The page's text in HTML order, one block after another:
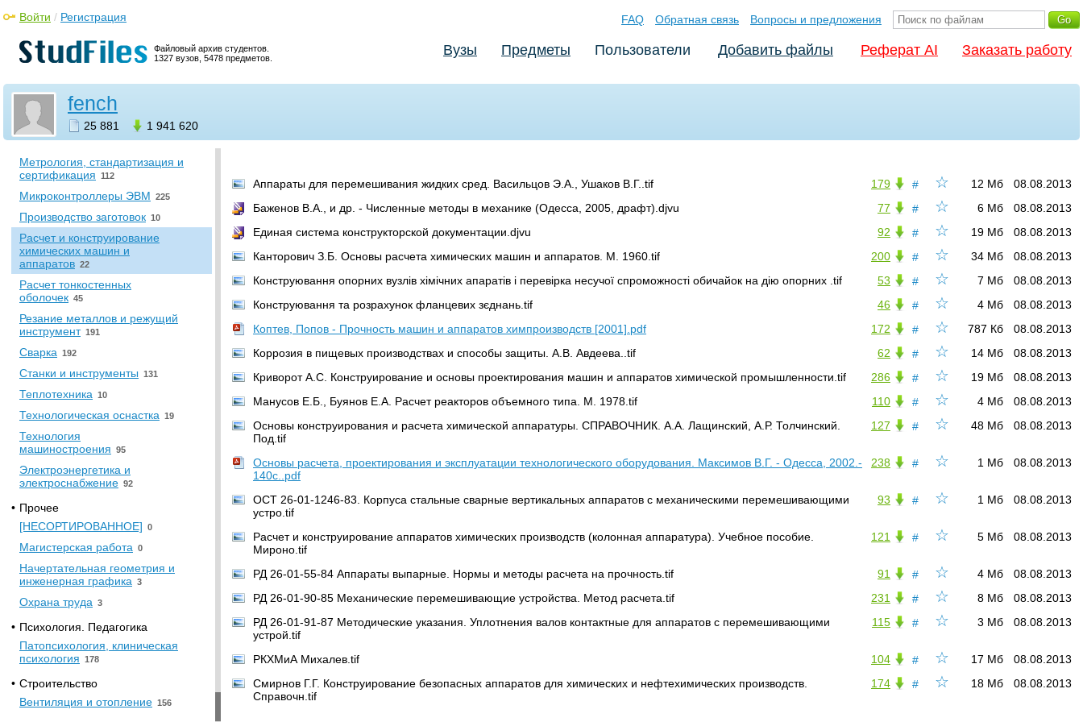
Файловый архив студентов.
1327 вузов, 5478 предметов.
Войти / Регистрация FAQ Обратная связь Вопросы и предложения
Вузы Предметы Пользователи Добавить файлы Реферат AI Заказать работу
fench
25 881 1 941 620
• Промышленность. Энергетика
Водоподготовка 157
Гидравлика и гидропривод 14
Детали машин и основы
конструирования
Материаловедение и
технология конструкционных
материалов 308
Метрология, стандартизация и
сертификация 112
Микроконтроллеры ЭВМ 225
Производство заготовок 10
Расчет и конструирование
химических машин и
аппаратов 22
Расчет тонкостенных
оболочек 45
Резание металлов и режущий
инструмент 191
Сварка 192
Станки и инструменты 131
Теплотехника 10
Технологическая оснастка 19
Технология
машиностроения 95
Электроэнергетика и
электроснабжение 92
• Прочее
[НЕСОРТИРОВАННОЕ] 0
Магистерская работа 0
Начертательная геометрия и
инженерная графика 3
Охрана труда 3
• Психология. Педагогика
Патопсихология, клиническая
психология 178
• Строительство
Вентиляция и отопление 156
☆
# 08.08.2013
12 Мб
179
Аппараты для перемешивания жидких сред. Васильцов Э.А., Ушаков В.Г..tif
☆
# 08.08.2013
6 Мб
77
Баженов В.А., и др. - Численные методы в механике (Одесса, 2005, драфт).djvu
☆
# 08.08.2013
19 Мб
92
Единая система конструкторской документации.djvu
☆
# 08.08.2013
34 Мб
200
Канторович З.Б. Основы расчета химических машин и аппаратов. М. 1960.tif
☆
# 08.08.2013
7 Мб
53
Конструювання опорних вузлів хімічних апаратів і перевірка несучої спроможності обичайок на дію опорних .tif
☆
# 08.08.2013
4 Мб
46
Конструювання та розрахунок фланцевих зєднань.tif
☆
# 08.08.2013
787 Кб
172
Коптев, Попов - Прочность машин и аппаратов химпроизводств [2001].pdf
☆
# 08.08.2013
14 Мб
62
Коррозия в пищевых производствах и способы защиты. А.В. Авдеева..tif
☆
# 08.08.2013
19 Мб
286
Криворот А.С. Конструирование и основы проектирования машин и аппаратов химической промышленности.tif
☆
# 08.08.2013
4 Мб
110
Манусов Е.Б., Буянов Е.А. Расчет реакторов объемного типа. М. 1978.tif
☆
# 08.08.2013
48 Мб
127
Основы конструирования и расчета химической аппаратуры. СПРАВОЧНИК. А.А. Лащинский, А.Р. Толчинский.
Под.tif
☆
# 08.08.2013
1 Мб
238
Основы расчета, проектирования и эксплуатации технологического оборудования. Максимов В.Г. - Одесса, 2002.-
140с..pdf
☆
# 08.08.2013
1 Мб
93
ОСТ 26-01-1246-83. Корпуса стальные сварные вертикальных аппаратов с механическими перемешивающими
устро.tif
☆
# 08.08.2013
5 Мб
121
Расчет и конструирование аппаратов химических производств (колонная аппаратура). Учебное пособие.
Мироно.tif
☆
# 08.08.2013
4 Мб
91
РД 26-01-55-84 Аппараты выпарные. Нормы и методы расчета на прочность.tif
☆
# 08.08.2013
8 Мб
231
РД 26-01-90-85 Механические перемешивающие устройства. Метод расчета.tif
☆
# 08.08.2013
3 Мб
115
РД 26-01-91-87 Методические указания. Уплотнения валов контактные для аппаратов с перемешивающими
устрой.tif
☆
# 08.08.2013
17 Мб
104
РКХМиА Михалев.tif
☆
# 08.08.2013
18 Мб
174
Смирнов Г.Г. Конструирование безопасных аппаратов для химических и нефтехимических производств.
Справочн.tif